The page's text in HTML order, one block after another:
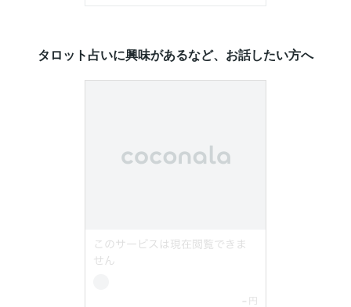
タロット占いに興味があるなど、お話したい方へ